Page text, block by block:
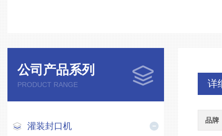
公司产品系列
PRODUCT RANGE
灌装封口机
详
品牌